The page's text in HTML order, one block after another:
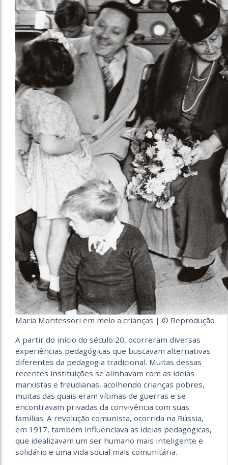
Maria Montessori em meio a crianças | © Reprodução
A partir do início do século 20, ocorreram diversas
experiências pedagógicas que buscavam alternativas
diferentes da pedagogia tradicional. Muitas dessas
recentes instituições se alinhavam com as ideias
marxistas e freudianas, acolhendo crianças pobres,
muitas das quais eram vítimas de guerras e se
encontravam privadas da convivência com suas
famílias. A revolução comunista, ocorrida na Rússia,
em 1917, também influenciava as ideias pedagógicas,
que idealizavam um ser humano mais inteligente e
solidário e uma vida social mais comunitária.